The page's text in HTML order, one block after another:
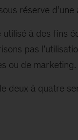
réserve d’une
à des fins
pas
ou de marketing.
deux à quatre